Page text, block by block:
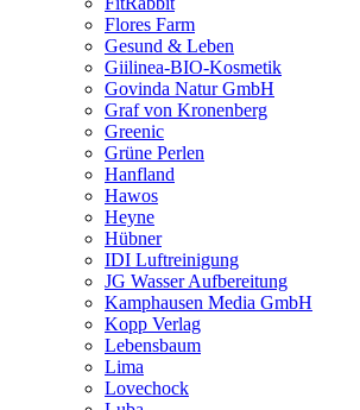
Flores Farm
Gesund & Leben
Giilinea-BIO-Kosmetik
Govinda Natur GmbH
Graf von Kronenberg
Greenic
Grüne Perlen
Hanfland
Hawos
Heyne
Hübner
IDI Luftreinigung
JG Wasser Aufbereitung
Kamphausen Media GmbH
Kopp Verlag
Lebensbaum
Lima
Lovechock